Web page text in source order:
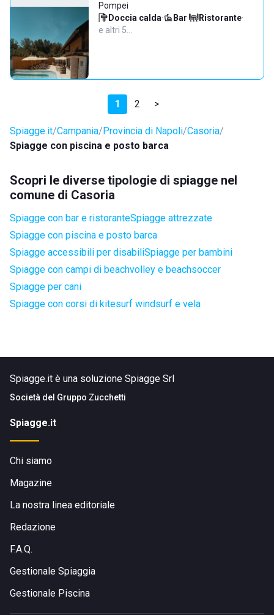
Pompei
Doccia calda· Bar· Ristorante·
e altri 5…
1 2 >
Spiagge.it Campania Provincia di Napoli Casoria
Spiagge con piscina e posto barca
Scopri le diverse tipologie di spiagge nel
comune di Casoria
Spiagge con bar e ristoranteSpiagge attrezzate
Spiagge con piscina e posto barca
Spiagge accessibili per disabiliSpiagge per bambini
Spiagge con campi di beachvolley e beachsoccer
Spiagge per cani
Spiagge con corsi di kitesurf windsurf e vela
Spiagge.it è una soluzione Spiagge Srl
Società del Gruppo Zucchetti
Spiagge.it
Chi siamo
Magazine
La nostra linea editoriale
Redazione
F.A.Q.
Gestionale Spiaggia
Gestionale Piscina